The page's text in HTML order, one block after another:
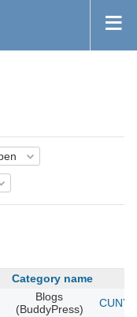
Category name
Blogs
(BuddyPress)
CUNY